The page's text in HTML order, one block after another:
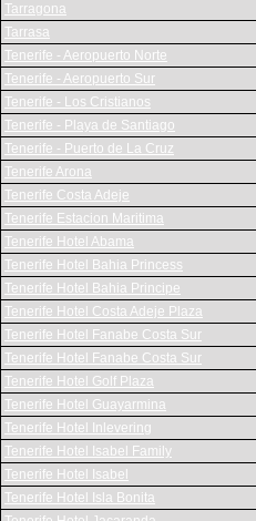
Tarragona
Tarrasa
Tenerife - Aeropuerto Norte
Tenerife - Aeropuerto Sur
Tenerife - Los Cristianos
Tenerife - Playa de Santiago
Tenerife - Puerto de La Cruz
Tenerife Arona
Tenerife Costa Adeje
Tenerife Estacion Maritima
Tenerife Hotel Abama
Tenerife Hotel Bahia Princess
Tenerife Hotel Bahia Principe
Tenerife Hotel Costa Adeje Plaza
Tenerife Hotel Fanabe Costa Sur
Tenerife Hotel Fanabe Costa Sur
Tenerife Hotel Golf Plaza
Tenerife Hotel Guayarmina
Tenerife Hotel Inlevering
Tenerife Hotel Isabel Family
Tenerife Hotel Isabel
Tenerife Hotel Isla Bonita